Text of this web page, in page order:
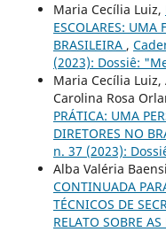
Maria Cecília Luiz,
ESCOLARES: UMA
BRASILEIRA ,
(2023): Dossiê:
Maria Cecília
Carolina Rosa
PRÁTICA: UMA
DIRETORES NO
n. 37 (2023):
Alba Valéria
CONTINUADA
TÉCNICOS DE
RELATO SOBRE